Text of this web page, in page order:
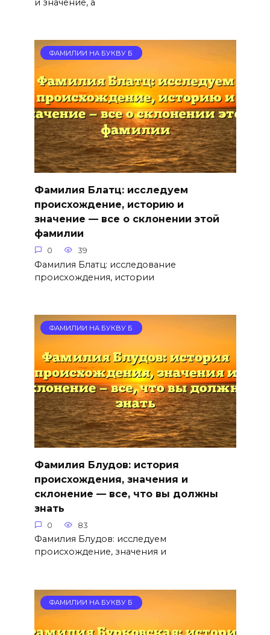
и значение, а
ФАМИЛИИ НА БУКВУ Б
Фамилия Блатц: исследуем
происхождение, историю и
значение — все о склонении этой
фамилии
0 39
Фамилия Блатц: исследование
происхождения, истории
ФАМИЛИИ НА БУКВУ Б
Фамилия Блудов: история
происхождения, значения и
склонение — все, что вы должны
знать
0 83
Фамилия Блудов: исследуем
происхождение, значения и
ФАМИЛИИ НА БУКВУ Б